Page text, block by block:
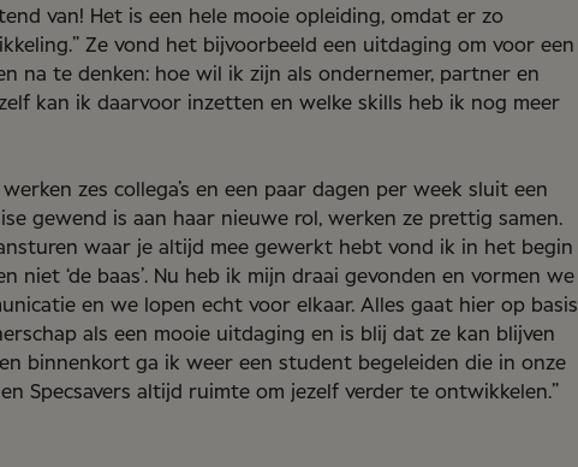
van! Het is een hele mooie opleiding, omdat er zo
Ze vond het bijvoorbeeld een uitdaging om voor een
na te denken: hoe wil ik zijn als ondernemer, partner en
kan ik daarvoor inzetten en welke skills heb ik nog meer
zes collega’s en een paar dagen per week sluit een
gewend is aan haar nieuwe rol, werken ze prettig samen.
waar je altijd mee gewerkt hebt vond ik in het begin
niet ‘de baas’. Nu heb ik mijn draai gevonden en vormen we
en we lopen echt voor elkaar. Alles gaat hier op basis
als een mooie uitdaging en is blij dat ze kan blijven
binnenkort ga ik weer een student begeleiden die in onze
Specsavers altijd ruimte om jezelf verder te ontwikkelen.”